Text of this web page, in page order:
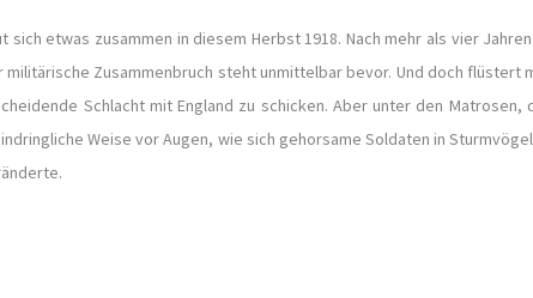
etwas zusammen in diesem Herbst 1918. Nach mehr als vier
Zusammenbruch steht unmittelbar bevor. Und doch
Schlacht mit England zu schicken. Aber unter den
Weise vor Augen, wie sich gehorsame Soldaten in